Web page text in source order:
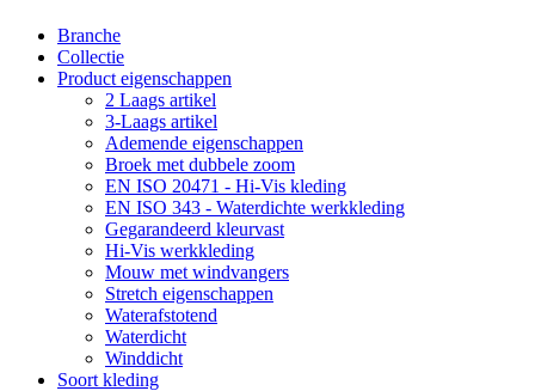
Branche
Collectie
Product eigenschappen
2 Laags artikel
3-Laags artikel
Ademende eigenschappen
Broek met dubbele zoom
EN ISO 20471 - Hi-Vis kleding
EN ISO 343 - Waterdichte werkkleding
Gegarandeerd kleurvast
Hi-Vis werkkleding
Mouw met windvangers
Stretch eigenschappen
Waterafstotend
Waterdicht
Winddicht
Soort kleding